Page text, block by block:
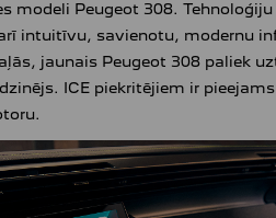
Peugeot 308.
intuitīvu, savienotu, modernu
jaunais Peugeot 308 paliek
ICE piekritējiem ir